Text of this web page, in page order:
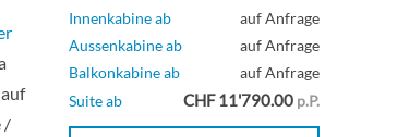
/
Innenkabine ab
auf Anfrage
Aussenkabine ab
auf Anfrage
Balkonkabine ab
auf Anfrage
Suite ab
CHF 11'790.00 p.P.